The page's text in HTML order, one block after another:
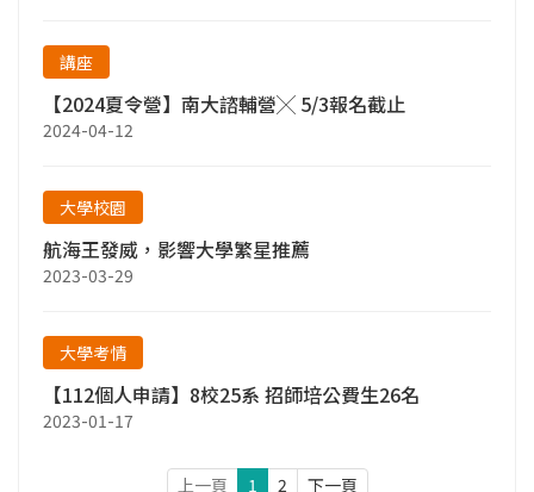
講座
【2024夏令營】南大諮輔營╳ 5/3報名截止
2024-04-12
大學校園
航海王發威，影響大學繁星推薦
2023-03-29
大學考情
【112個人申請】8校25系 招師培公費生26名
2023-01-17
上一頁 1 2 下一頁